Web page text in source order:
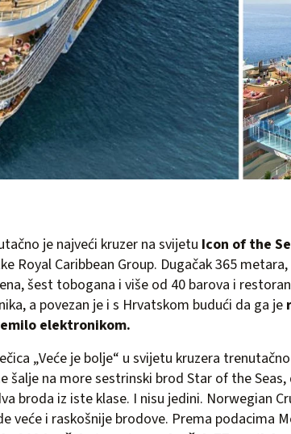
je najveći kruzer na svijetu Icon of the
Royal Caribbean Group. Dugačak 365
šest tobogana i više od 40 barova i
a povezan je i s Hrvatskom budući da ga je
elektronikom.
„Veće je bolje“ u svijetu kruzera
šalje na more sestrinski brod Star of the Seas,
broda iz iste klase. I nisu jedini. Norwegian
veće i raskošnije brodove. Prema podacima